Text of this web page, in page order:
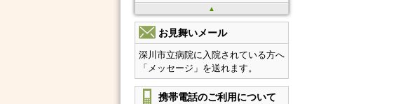
▲
お見舞いメール
深川市立病院に入院されている方へ
「メッセージ」を送れます。
携帯電話のご利用について